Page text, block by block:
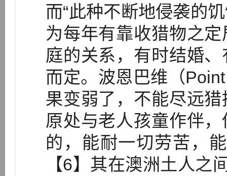
而“此种不断地侵袭的
为每年有靠收猎物之
庭的关系，有时结婚
而定。波恩巴维（
果变弱了，不能尽远
原处与老人孩童作伴
的，能耐一切劳苦，
【6】其在澳洲土人之